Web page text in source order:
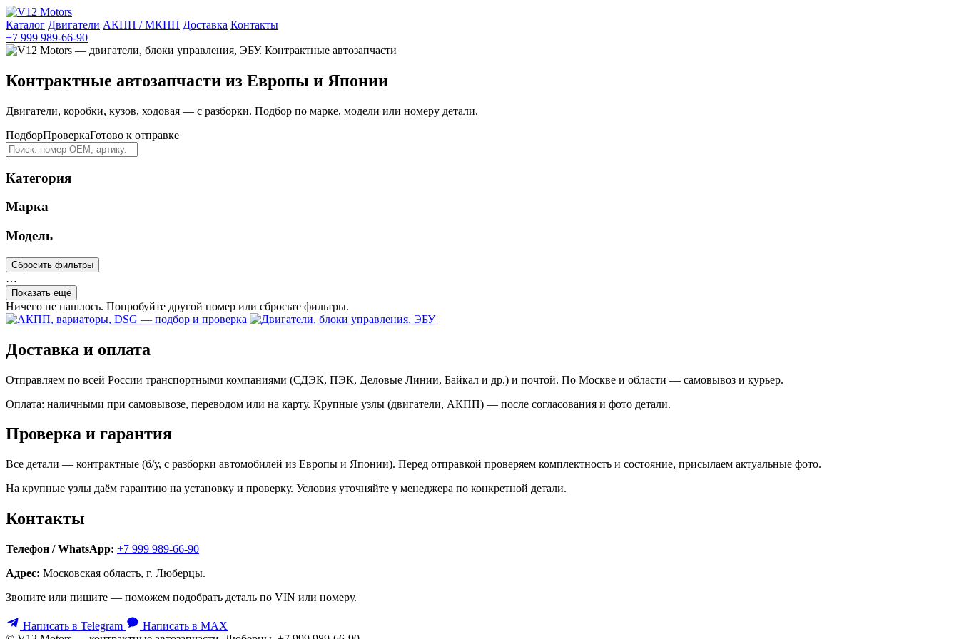
Каталог Двигатели АКПП / МКПП Доставка Контакты
+7 999 989-66-90
Контрактные автозапчасти из Европы и Японии
Двигатели, коробки, кузов, ходовая — с разборки. Подбор по марке, модели или номеру детали.
ПодборПроверкаГотово к отправке
Категория
Марка
Модель
Сбросить фильтры
…
Показать ещё
Ничего не нашлось. Попробуйте другой номер или сбросьте фильтры.
Доставка и оплата
Отправляем по всей России транспортными компаниями (СДЭК, ПЭК, Деловые Линии, Байкал и др.) и почтой. По Москве и области — самовывоз и курьер.
Оплата: наличными при самовывозе, переводом или на карту. Крупные узлы (двигатели, АКПП) — после согласования и фото детали.
Проверка и гарантия
Все детали — контрактные (б/у, с разборки автомобилей из Европы и Японии). Перед отправкой проверяем комплектность и состояние, присылаем актуальные фото.
На крупные узлы даём гарантию на установку и проверку. Условия уточняйте у менеджера по конкретной детали.
Контакты
Телефон / WhatsApp: +7 999 989-66-90
Адрес: Московская область, г. Люберцы.
Звоните или пишите — поможем подобрать деталь по VIN или номеру.
Написать в Telegram
Написать в MAX